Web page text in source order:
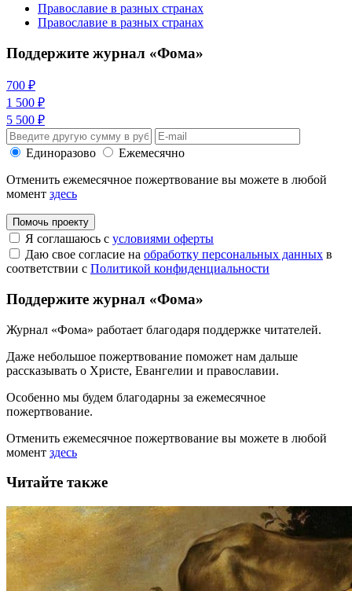
Православие в разных странах
Православие в разных странах
Поддержите журнал «Фома»
700 ₽
1 500 ₽
5 500 ₽
Единоразово
Ежемесячно
Отменить ежемесячное пожертвование вы можете в любой
момент здесь
Помочь проекту
Я соглашаюсь с условиями оферты
Даю свое согласие на обработку персональных данных в
соответствии с Политикой конфиденциальности
Поддержите журнал «Фома»
Журнал «Фома» работает благодаря поддержке читателей.
Даже небольшое пожертвование поможет нам дальше
рассказывать о Христе, Евангелии и православии.
Особенно мы будем благодарны за ежемесячное
пожертвование.
Отменить ежемесячное пожертвование вы можете в любой
момент здесь
Читайте также